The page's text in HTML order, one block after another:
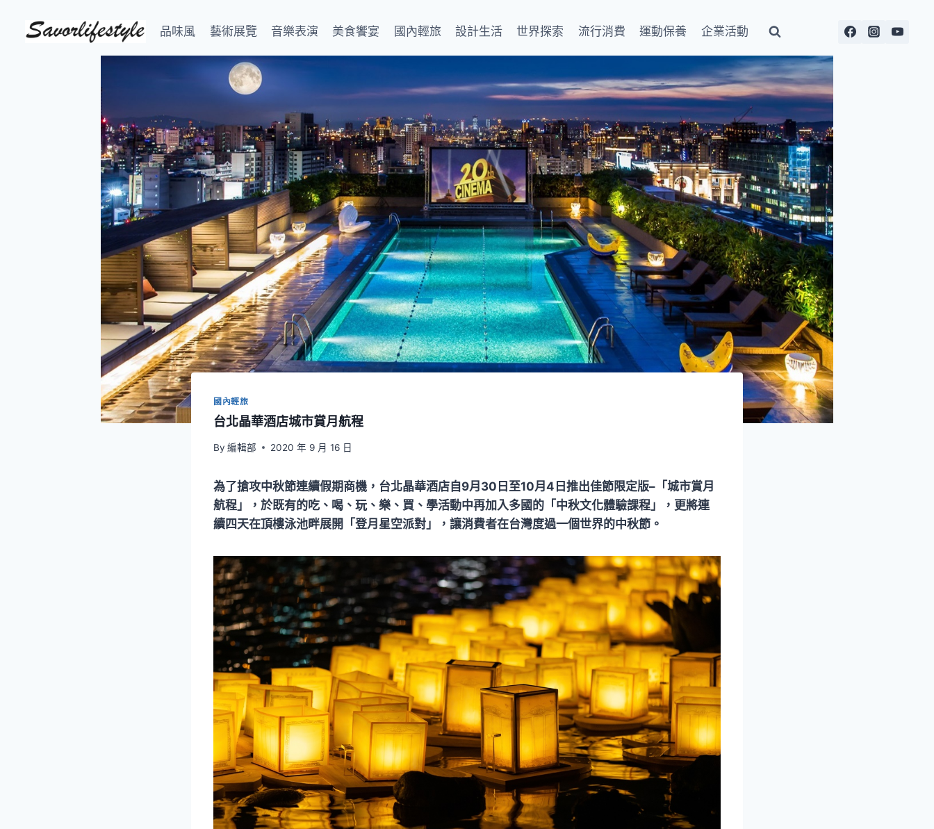
品味風 藝術展覽 音樂表演 美食饗宴 國內輕旅 設計生活 世界探索 流行消費 運動保養 企業活動
國內輕旅
台北晶華酒店城市賞月航程
By 編輯部 2020 年 9 月 16 日
為了搶攻中秋節連續假期商機，台北晶華酒店自9月30日至10月4日推出佳節限定版–「城市賞月
航程」，於既有的吃、喝、玩、樂、買、學活動中再加入多國的「中秋文化體驗課程」，更將連
續四天在頂樓泳池畔展開「登月星空派對」，讓消費者在台灣度過一個世界的中秋節。